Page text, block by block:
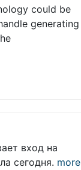
could be
generating
вход на
сегодня. more